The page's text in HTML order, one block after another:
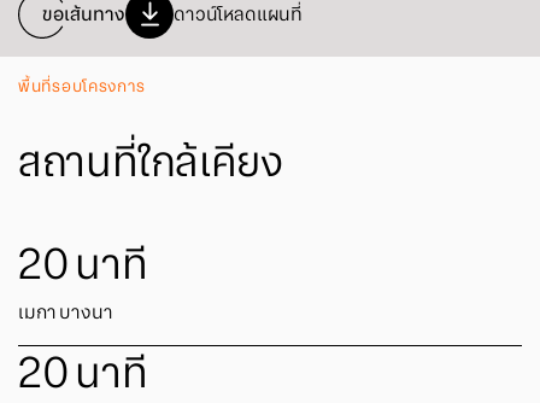
ขอเส้นทาง ดาวน์โหลดแผนที่
พื้นที่รอบโครงการ
สถานที่ใกล้เคียง
20 นาที
20 นาที
เมกา บางนา